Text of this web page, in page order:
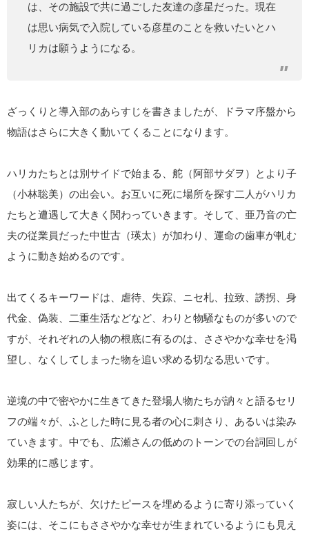
は、その施設で共に過ごした友達の彦星だった。現在
は思い病気で入院している彦星のことを救いたいとハ
リカは願うようになる。
ざっくりと導入部のあらすじを書きましたが、ドラマ序盤から
物語はさらに大きく動いてくることになります。
ハリカたちとは別サイドで始まる、舵（阿部サダヲ）とより子
（小林聡美）の出会い。お互いに死に場所を探す二人がハリカ
たちと遭遇して大きく関わっていきます。そして、亜乃音の亡
夫の従業員だった中世古（瑛太）が加わり、運命の歯車が軋む
ように動き始めるのです。
出てくるキーワードは、虐待、失踪、ニセ札、拉致、誘拐、身
代金、偽装、二重生活などなど、わりと物騒なものが多いので
すが、それぞれの人物の根底に有るのは、ささやかな幸せを渇
望し、なくしてしまった物を追い求める切なる思いです。
逆境の中で密やかに生きてきた登場人物たちが訥々と語るセリ
フの端々が、ふとした時に見る者の心に刺さり、あるいは染み
ていきます。中でも、広瀬さんの低めのトーンでの台詞回しが
効果的に感じます。
寂しい人たちが、欠けたピースを埋めるように寄り添っていく
姿には、そこにもささやかな幸せが生まれているようにも見え